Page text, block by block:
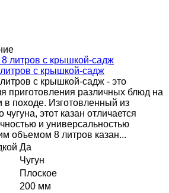
с крышкой-садж
с крышкой-садж - это
приготовления различных блюд на
в походе. Изготовленный из
чугуна, этот казан отличается
и универсальностью
объемом 8 литров казан...
Да
Чугун
Плоское
200 мм